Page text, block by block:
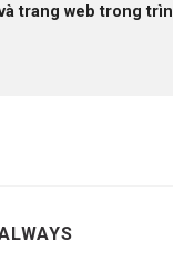
trang web trong